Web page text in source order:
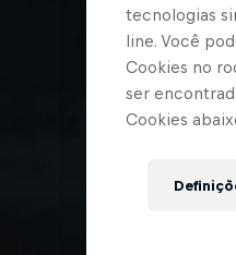
tecnologias
line. Você
Cookies no
ser
Cookies